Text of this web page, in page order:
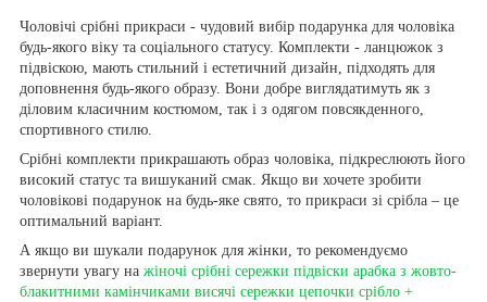
Чоловічі срібні прикраси - чудовий вибір подарунка для чоловіка
будь-якого віку та соціального статусу. Комплекти - ланцюжок з
підвіскою, мають стильний і естетичний дизайн, підходять для
доповнення будь-якого образу. Вони добре виглядатимуть як з
діловим класичним костюмом, так і з одягом повсякденного,
спортивного стилю.
Срібні комплекти прикрашають образ чоловіка, підкреслюють його
високий статус та вишуканий смак. Якщо ви хочете зробити
чоловікові подарунок на будь-яке свято, то прикраси зі срібла – це
оптимальний варіант.
А якщо ви шукали подарунок для жінки, то рекомендуємо
звернути увагу на жіночі срібні сережки підвіски арабка з жовто-
блакитними камінчиками висячі сережки цепочки срібло +